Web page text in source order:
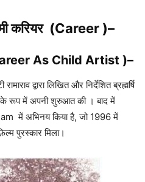
किया।दंपति को 2018 में अपने दूसरे
करियर (Career )–
As Child Artist )
द्वारा लिखित और निर्देशित ब्रह्मर्षि
में अभिनय किया है, जो 1996 में